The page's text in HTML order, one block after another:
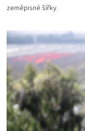
zeměpisné šířky.